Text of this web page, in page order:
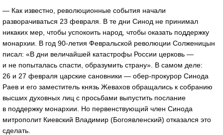
— Как известно, революционные события начали
разворачиваться 23 февраля. В те дни Синод не принимал
никаких мер, чтобы успокоить народ, чтобы оказать поддержку
монархии. В год 90-летия Февральской революции Солженицын
писал: «В дни величайшей катастрофы России церковь —
и не попыталась спасти, образумить страну». В самом деле:
26 и 27 февраля царские сановники — обер-прокурор Синода
Раев и его заместитель князь Жевахов обращались к собранию
высших духовных лиц с просьбами выпустить послание
в поддержку монархии. Но первенствующий член Синода
митрополит Киевский Владимир (Богоявленский) отказался это
сделать.